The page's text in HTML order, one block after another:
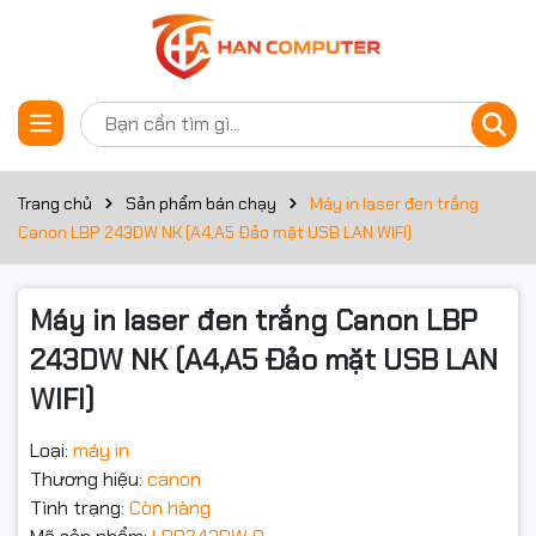
Trang chủ Sản phẩm bán chạy
Máy in laser đen trắng
Canon LBP 243DW NK (A4,A5 Đảo mặt USB LAN WIFI)
Máy in laser đen trắng Canon LBP
243DW NK (A4,A5 Đảo mặt USB LAN
WIFI)
Loại: máy in
Thương hiệu: canon
Tình trạng: Còn hàng
Thông số kỹ thuật
Loại máy in Máy in laser đen trắng
Chức năng In
Bộ nhớ 1Gb
In đảo mặt Có
Đặt trước sản phẩm